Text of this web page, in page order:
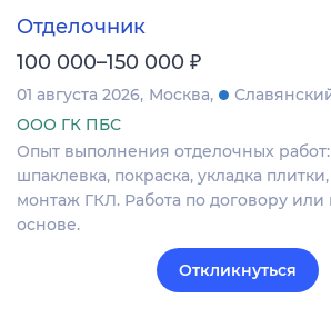
Отделочник
100 000–150 000 ₽
01 августа 2026 Москва
ООО ГК ПБС
Опыт выполнения отделочных работ:
шпаклевка, покраска, укладка
монтаж ГКЛ. Работа по договору или
основе.
Откликнуться